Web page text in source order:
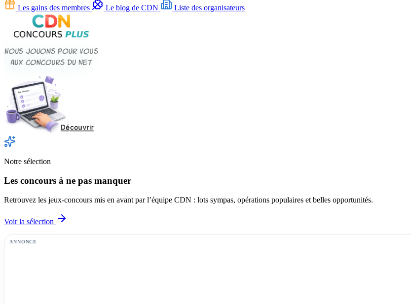
Les gains des membres Le blog de CDN Liste des organisateurs
Notre sélection
Les concours à ne pas manquer
Retrouvez les jeux-concours mis en avant par l’équipe CDN : lots sympas, opérations populaires et belles opportunités.
Voir la sélection
ANNONCE